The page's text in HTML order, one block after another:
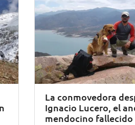
La conmovedora
Ignacio Lucero, el
mendocino fallecido